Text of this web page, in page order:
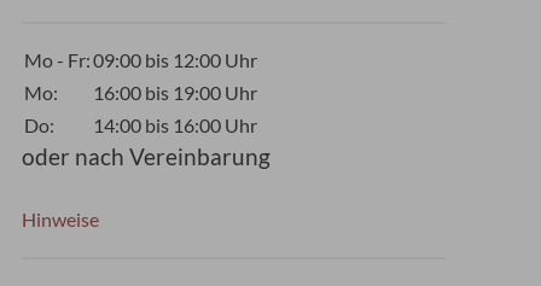
Mo - Fr:09:00 bis 12:00 Uhr
Mo:
16:00 bis 19:00 Uhr
Do:
14:00 bis 16:00 Uhr
oder nach Vereinbarung
Hinweise